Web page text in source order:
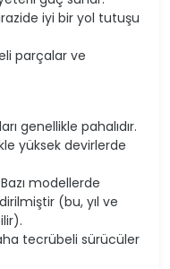
iyi bir yol tutuşu
parçalar ve
genellikle pahalıdır.
yüksek devirlerde
Bazı modellerde
(bu, yıl ve
tecrübeli sürücüler